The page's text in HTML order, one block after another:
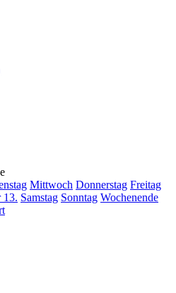
Mittwoch Donnerstag Freitag
13. Samstag Sonntag Wochenende